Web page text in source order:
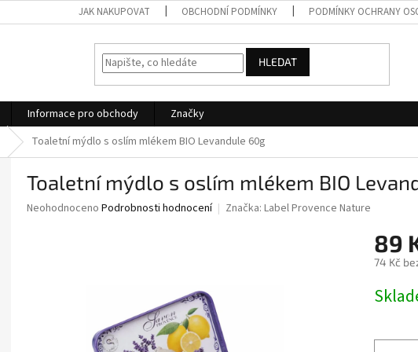
JAK NAKUPOVAT OBCHODNÍ PODMÍNKY PODMÍNKY OCHRANY
HLEDAT
Informace pro obchody
Značky
Toaletní mýdlo s oslím mlékem BIO Levandule 60g
Toaletní mýdlo s oslím mlékem BIO
Průměrné
Neohodnoceno Podrobnosti hodnocení Značka: Label Provence Nature
89
74 Kč
cena: